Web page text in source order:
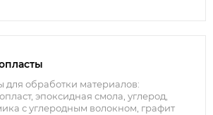
для обработки материалов:
эпоксидная смола, углерод,
с углеродным волокном, графит